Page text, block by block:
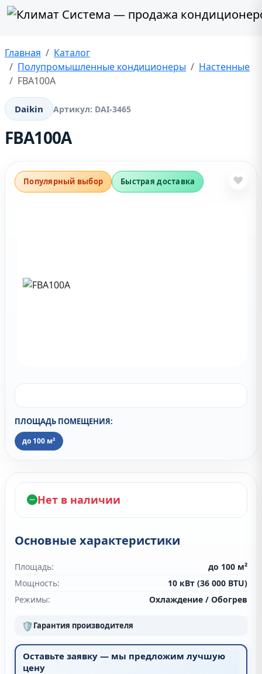
Главная
Каталог
Полупромышленные кондиционеры
Настенные
FBA100A
Daikin Артикул: DAI-3465
FBA100A
Популярный выбор Быстрая доставка ❤
ПЛОЩАДЬ ПОМЕЩЕНИЯ:
до 100 м²
Нет в наличии
Основные характеристики
Площадь:
до 100 м²
Мощность:
10 кВт (36 000 BTU)
Режимы:
Охлаждение / Обогрев
🛡Гарантия производителя
Оставьте заявку — мы предложим лучшую
цену